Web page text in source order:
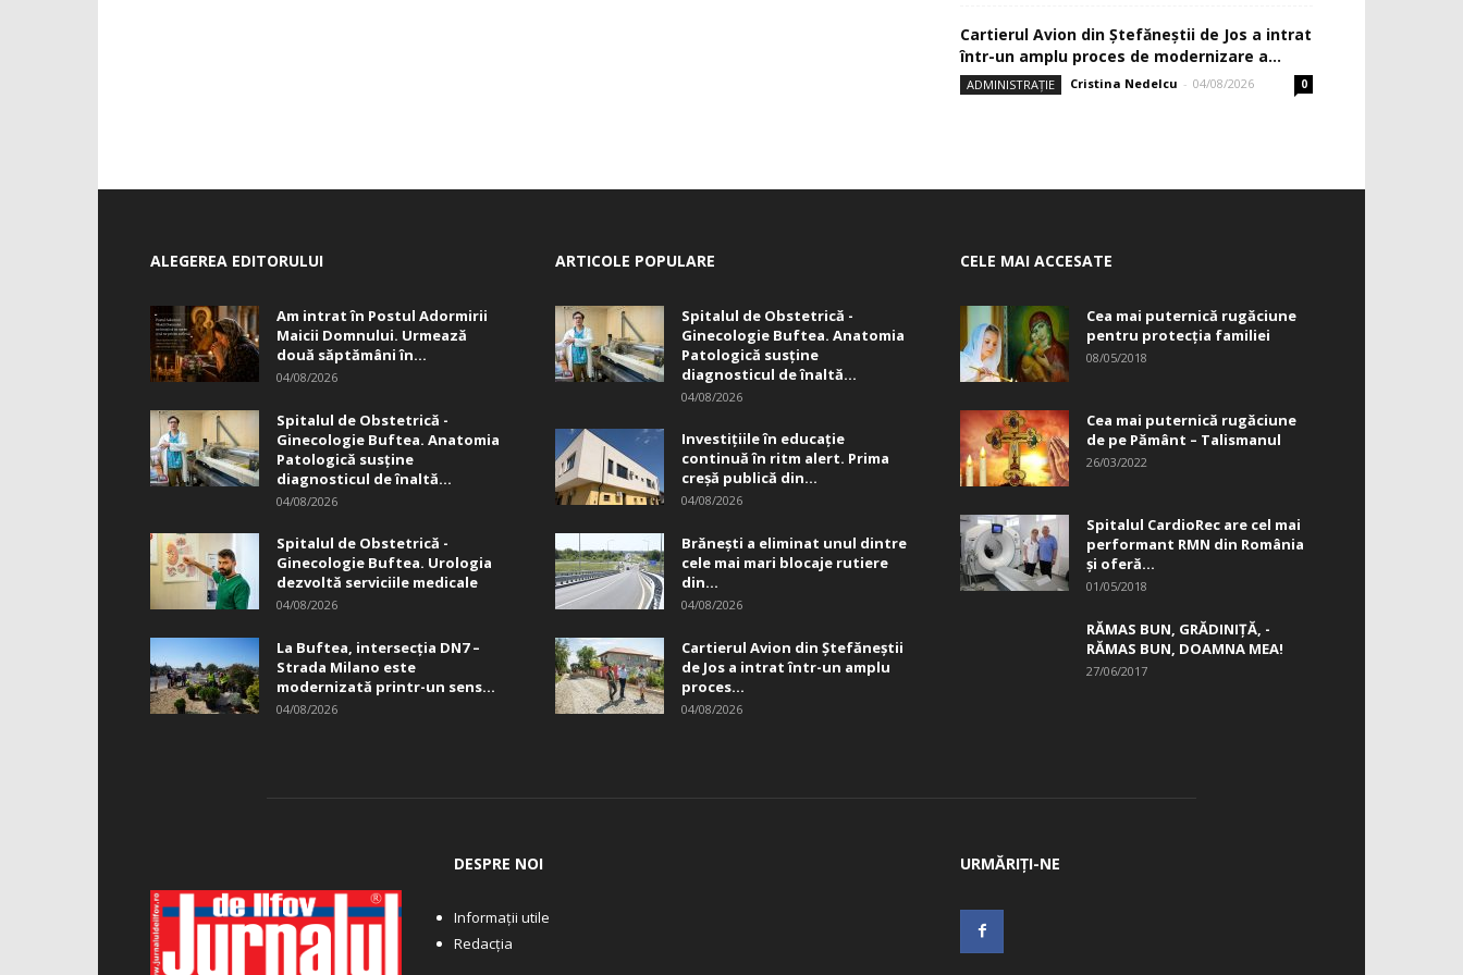
Cartierul Avion din Ştefăneştii de Jos a intrat
într-un amplu proces de modernizare a...
ADMINISTRAȚIE Cristina Nedelcu - 04/08/2026 0
ALEGEREA EDITORULUI
Am intrat în Postul Adormirii
Maicii Domnului. Urmează
două săptămâni în...
04/08/2026
Spitalul de Obstetrică -
Ginecologie Buftea. Anatomia
Patologică susţine
diagnosticul de înaltă...
04/08/2026
Spitalul de Obstetrică -
Ginecologie Buftea. Urologia
dezvoltă serviciile medicale
04/08/2026
La Buftea, intersecţia DN7 –
Strada Milano este
modernizată printr-un sens...
04/08/2026
ARTICOLE POPULARE
Spitalul de Obstetrică -
Ginecologie Buftea. Anatomia
Patologică susţine
diagnosticul de înaltă...
04/08/2026
Investițiile în educație
continuă în ritm alert. Prima
creşă publică din...
04/08/2026
Brănești a eliminat unul dintre
cele mai mari blocaje rutiere
din...
04/08/2026
Cartierul Avion din Ştefăneştii
de Jos a intrat într-un amplu
proces...
04/08/2026
CELE MAI ACCESATE
Cea mai puternică rugăciune
pentru protecția familiei
08/05/2018
Cea mai puternică rugăciune
de pe Pământ – Talismanul
26/03/2022
Spitalul CardioRec are cel mai
performant RMN din România
și oferă...
01/05/2018
RĂMAS BUN, GRĂDINIŢĂ, ­
RĂMAS BUN, DOAMNA MEA!
27/06/2017
DESPRE NOI
Informații utile
Redacția
URMĂRIȚI-NE